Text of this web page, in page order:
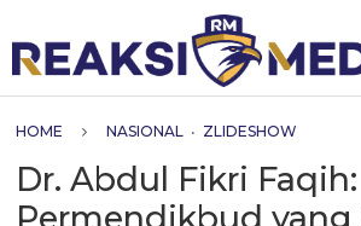
HOME NASIONAL • ZLIDESHOW
Dr. Abdul Fikri Faqih: